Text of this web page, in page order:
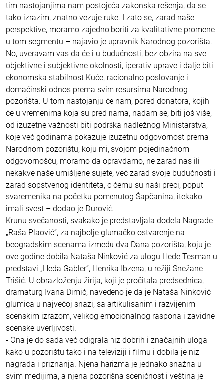
tim nastojanjima nam postojeća zakonska rešenja, da se
tako izrazim, znatno vezuje ruke. I zato se, zarad naše
perspektive, moramo zajedno boriti za kvalitativne promene
u tom segmentu – najavio je upravnik Narodnog pozorišta.
No, uveravam vas da će i u budućnosti, bez obzira na sve
objektivne i subjektivne okolnosti, iperativ uprave i dalje biti
ekonomska stabilnost Kuće, racionalno poslovanje i
domaćinski odnos prema svim resursima Narodnog
pozorišta. U tom nastojanju će nam, pored donatora, kojih
će u vremenima koja su pred nama, nadam se, biti još više,
od izuzetne važnosti biti podrška nadležnog Ministarstva,
koje već godinama pokazuje izuzetnu odgovornost prema
Narodnom pozorištu, koju mi, svojom pojedinačnom
odgovornošću, moramo da opravdamo, ne zarad nas ili
nekakve naše umišljene sujete, već zarad svoje budućnosti i
zarad sopstvenog identiteta, o čemu su naši preci, poput
svaremenika na početku pomenutog Šapčanina, itekako
imali svest – dodao je Đurović.
Krunu svečanosti, svakako je predstavljala dodela Nagrade
„Raša Plaović“, za najbolje glumačko ostvarenje na
beogradskim scenama između dva Dana pozorišta, koju je
ove godine dobila Nataša Ninković za ulogu Hede Tesman u
predstavi „Heda Gabler“, Henrika Ibzena, u režiji Snežane
Trišić. U obrazloženju žirija, koji je pročitala predsednica,
dramaturg Ivana Dimić, navedeno je da je Nataša Ninković
glumica u najvećoj snazi, sa artikulisanim i razvijenim
scenskim izrazom, velikog emocionalnog raspona i zavidne
scenske uverljivosti.
- Ona je do sada već odigrala niz dobrih i značajnih uloga
kako u pozorištu tako i na televiziji i filmu i dobila je niz
nagrada i priznanja. Njena harizma je jednako snažna u
svim medijima, a njena pozorišna sceničnost i veština je